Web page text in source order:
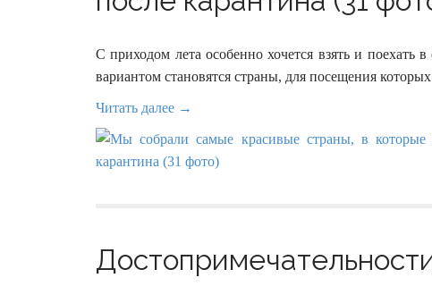
С приходом лета особенно хочется взять и
вариантом становятся страны, для посещения
Читать далее →